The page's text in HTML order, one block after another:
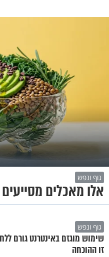
גוף ונפש
אלו מאכלים
גוף ונפש
שימוש מוגזם באינטרנט גורם
זו ההוכחה